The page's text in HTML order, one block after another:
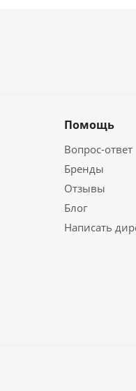
Помощь
Вопрос-ответ
Бренды
Отзывы
Блог
Написать